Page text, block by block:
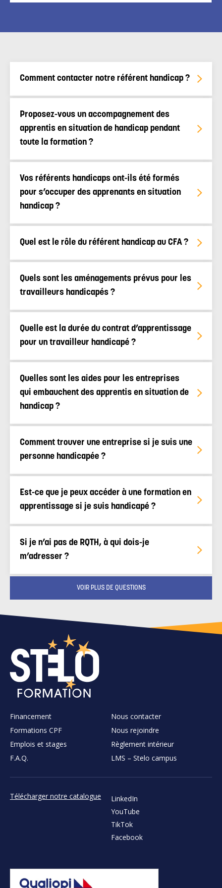
Comment contacter notre référent handicap ?
Proposez-vous un accompagnement des
apprentis en situation de handicap pendant
toute la formation ?
Vos référents handicaps ont-ils été formés
pour s’occuper des apprenants en situation
handicap ?
Quel est le rôle du référent handicap au CFA ?
Quels sont les aménagements prévus pour les
travailleurs handicapés ?
Quelle est la durée du contrat d’apprentissage
pour un travailleur handicapé ?
Quelles sont les aides pour les entreprises
qui embauchent des apprentis en situation de
handicap ?
Comment trouver une entreprise si je suis une
personne handicapée ?
Est-ce que je peux accéder à une formation en
apprentissage si je suis handicapé ?
Si je n’ai pas de RQTH, à qui dois-je
m’adresser ?
VOIR PLUS DE QUESTIONS
Financement
Formations CPF
Emplois et stages
F.A.Q.
Nous contacter
Nous rejoindre
Règlement intérieur
LMS – Stelo campus
Télécharger notre catalogue
LinkedIn
YouTube
TikTok
Facebook